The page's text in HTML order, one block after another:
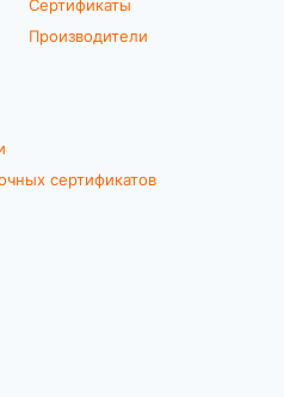
Сертификаты
Производители
сертификатов